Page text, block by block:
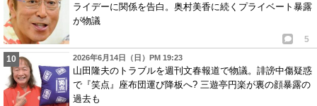
ライデーに関係を告白。奥村美香に続くプライベート暴露
が物議
5
2026年6月14日（日）PM 19:23
山田隆夫のトラブルを週刊文春報道で物議。誹謗中傷疑惑
で『笑点』座布団運び降板へ? 三遊亭円楽が裏の顔暴露の
過去も